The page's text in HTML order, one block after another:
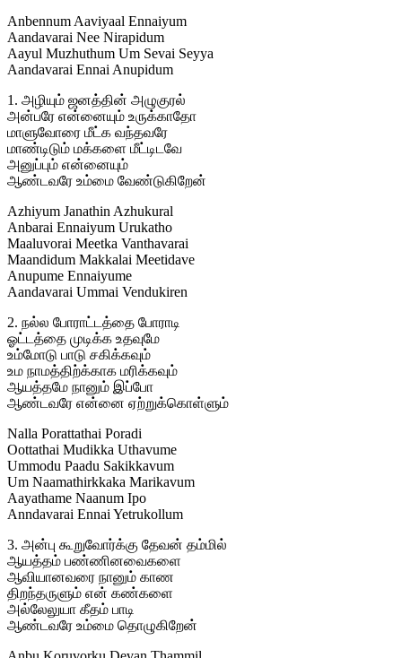
Anbennum Aaviyaal Ennaiyum
Aandavarai Nee Nirapidum
Aayul Muzhuthum Um Sevai Seyya
Aandavarai Ennai Anupidum
1. அழியும் ஜனத்தின் அழுகுரல்
அன்பரே என்னையும் உருக்காதோ
மாளுவோரை மீட்க வந்தவரே
மாண்டிடும் மக்களை மீட்டிடவே
அனுப்பும் என்னையும்
ஆண்டவரே உம்மை வேண்டுகிறேன்
Azhiyum Janathin Azhukural
Anbarai Ennaiyum Urukatho
Maaluvorai Meetka Vanthavarai
Maandidum Makkalai Meetidave
Anupume Ennaiyume
Aandavarai Ummai Vendukiren
2. நல்ல போராட்டத்தை போராடி
ஓட்டத்தை முடிக்க உதவுமே
உம்மோடு பாடு சகிக்கவும்
உம நாமத்திற்க்காக மரிக்கவும்
ஆயத்தமே நானும் இப்போ
ஆண்டவரே என்னை ஏற்றுக்கொள்ளும்
Nalla Porattathai Poradi
Oottathai Mudikka Uthavume
Ummodu Paadu Sakikkavum
Um Naamathirkkaka Marikavum
Aayathame Naanum Ipo
Anndavarai Ennai Yetrukollum
3. அன்பு கூறுவோர்க்கு தேவன் தம்மில்
ஆயத்தம் பண்ணினவைகளை
ஆவியானவரை நானும் காண
திறந்தருளும் என் கண்களை
அல்லேலுயா கீதம் பாடி
ஆண்டவரே உம்மை தொழுகிறேன்